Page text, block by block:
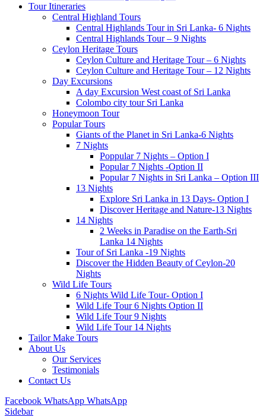
Tour Itineraries
Central Highland Tours
Central Highlands Tour in Sri Lanka- 6 Nights
Central Highlands Tour – 9 Nights
Ceylon Heritage Tours
Ceylon Culture and Heritage Tour – 6 Nights
Ceylon Culture and Heritage Tour – 12 Nights
Day Excursions
A day Excursion West coast of Sri Lanka
Colombo city tour Sri Lanka
Honeymoon Tour
Popular Tours
Giants of the Planet in Sri Lanka-6 Nights
7 Nights
Poppular 7 Nights – Option I
Popular 7 Nights -Option II
Popular 7 Nights in Sri Lanka – Option III
13 Nights
Explore Sri Lanka in 13 Days- Option I
Discover Heritage and Nature-13 Nights
14 Nights
2 Weeks in Paradise on the Earth-Sri
Lanka 14 Nights
Tour of Sri Lanka -19 Nights
Discover the Hidden Beauty of Ceylon-20
Nights
Wild Life Tours
6 Nights Wild Life Tour- Option I
Wild Life Tour 6 Nights Option II
Wild Life Tour 9 Nights
Wild Life Tour 14 Nights
Tailor Make Tours
About Us
Our Services
Testimonials
Contact Us
Facebook WhatsApp WhatsApp
Sidebar